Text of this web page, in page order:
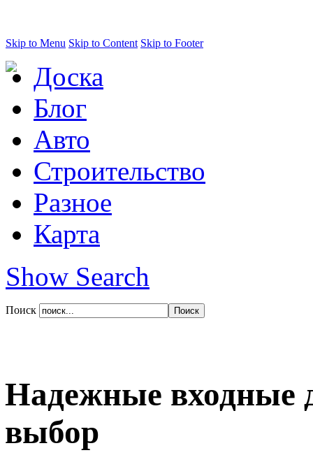
Skip to Menu Skip to Content Skip to Footer
Доска
Блог
Авто
Строительство
Разное
Карта
Show Search
Поиск
Надежные входные
выбор